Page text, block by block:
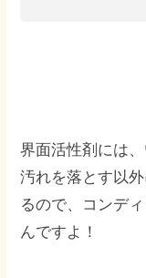
界面活性剤には
汚れを落とす以
るので、コンデ
んですよ！